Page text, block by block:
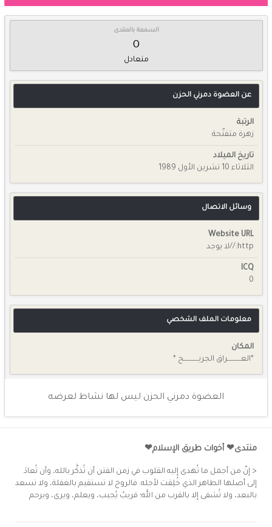
السمعة بالمنتدى
0
متعادل
عن العضوة دمرني الحزن
الرتبة
زهرة متفتّحة
تاريخ الميلاد
الثلاثاء 10 تشرين الأول 1989
وسائل الاتصال
Website URL
http://لا يوجد
ICQ
0
معلومات الملف الشخصي
المكان
*العـــــــــــراق الجريــــــــــــح *
العضوة دمرني الحزن ليس لها نشاط لعرضه
منتدى❤ أخوات طريق الإسلام❤
< إنّ من أجمل ما تُهدى إليه القلوب في زمن الفتن أن تُذكَّر بالله، وأن تُعادَ
إلى أصلها الطاهر الذي خُلِقت لأجله. فالروح لا تستقيم بالغفلة، ولا تسعد
بالبعد، ولا تُشفى إلا بالقرب من الله؛ قريبٌ يُجيب، ويعلم، ويرى، ويرحم